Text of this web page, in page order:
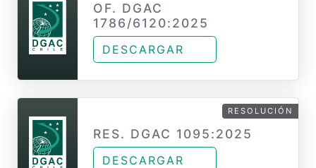
OF. DGAC
1786/6120:2025
DESCARGAR
RESOLUCIÓN
RES. DGAC 1095:2025
DESCARGAR